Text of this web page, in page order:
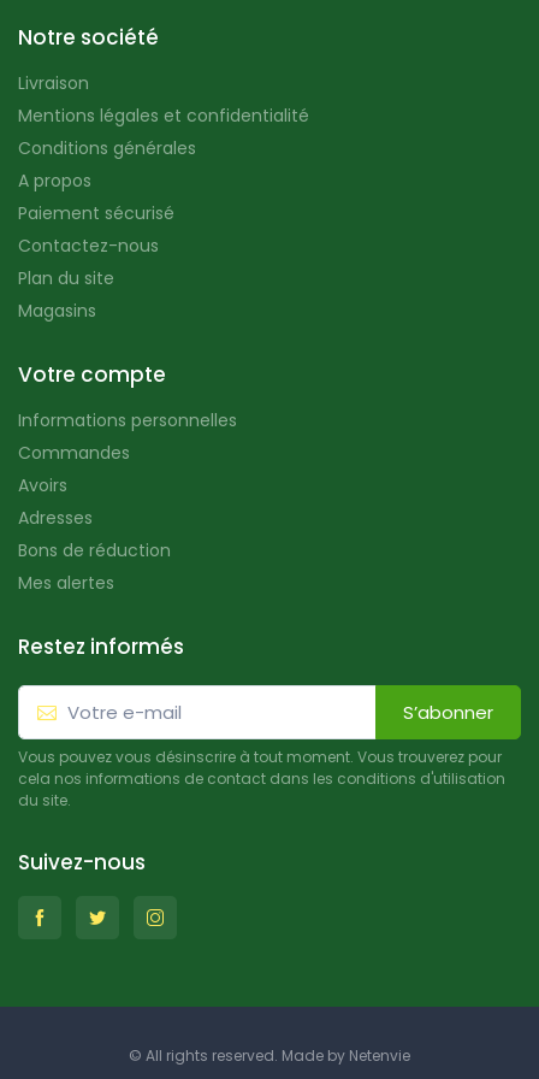
Notre société
Livraison
Mentions légales et confidentialité
Conditions générales
A propos
Paiement sécurisé
Contactez-nous
Plan du site
Magasins
Votre compte
Informations personnelles
Commandes
Avoirs
Adresses
Bons de réduction
Mes alertes
Restez informés
S’abonner
Vous pouvez vous désinscrire à tout moment. Vous trouverez pour
cela nos informations de contact dans les conditions d'utilisation
du site.
Suivez-nous
© All rights reserved. Made by Netenvie